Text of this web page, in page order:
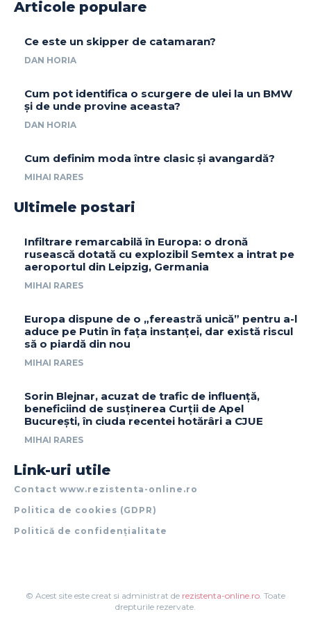
Articole populare
Ce este un skipper de catamaran?
DAN HORIA
Cum pot identifica o scurgere de ulei la un BMW
și de unde provine aceasta?
DAN HORIA
Cum definim moda între clasic și avangardă?
MIHAI RARES
Ultimele postari
Infiltrare remarcabilă în Europa: o dronă
rusească dotată cu explozibil Semtex a intrat pe
aeroportul din Leipzig, Germania
MIHAI RARES
Europa dispune de o „fereastră unică” pentru a-l
aduce pe Putin în fața instanței, dar există riscul
să o piardă din nou
MIHAI RARES
Sorin Blejnar, acuzat de trafic de influență,
beneficiind de susținerea Curții de Apel
București, în ciuda recentei hotărâri a CJUE
MIHAI RARES
Link-uri utile
Contact www.rezistenta-online.ro
Politica de cookies (GDPR)
Politică de confidențialitate
© Acest site este creat si administrat de rezistenta-online.ro. Toate
drepturile rezervate.